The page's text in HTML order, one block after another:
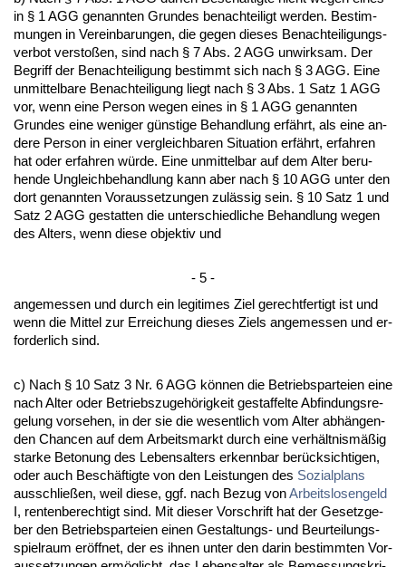
in § 1 AGG ge­nann­ten Grun­des be­nach­tei­ligt wer­den. Be­stim­
mun­gen in Ver­ein­ba­run­gen, die ge­gen die­ses Be­nach­tei­li­gungs­
ver­bot ver­s­toßen, sind nach § 7 Abs. 2 AGG un­wirk­sam. Der
Be­griff der Be­nach­tei­li­gung be­stimmt sich nach § 3 AGG. Ei­ne
un­mit­tel­ba­re Be­nach­tei­li­gung liegt nach § 3 Abs. 1 Satz 1 AGG
vor, wenn ei­ne Per­son we­gen ei­nes in § 1 AGG ge­nann­ten
Grun­des ei­ne we­ni­ger güns­ti­ge Be­hand­lung erfährt, als ei­ne an­
de­re Per­son in ei­ner ver­gleich­ba­ren Si­tua­ti­on erfährt, er­fah­ren
hat oder er­fah­ren würde. Ei­ne un­mit­tel­bar auf dem Al­ter be­ru­
hen­de Un­gleich­be­hand­lung kann aber nach § 10 AGG un­ter den
dort ge­nann­ten Vor­aus­set­zun­gen zulässig sein. § 10 Satz 1 und
Satz 2 AGG ge­stat­ten die un­ter­schied­li­che Be­hand­lung we­gen
des Al­ters, wenn die­se ob­jek­tiv und
- 5 -
an­ge­mes­sen und durch ein le­gi­ti­mes Ziel ge­recht­fer­tigt ist und
wenn die Mit­tel zur Er­rei­chung die­ses Ziels an­ge­mes­sen und er­
for­der­lich sind.
c) Nach § 10 Satz 3 Nr. 6 AGG können die Be­triebs­par­tei­en ei­ne
nach Al­ter oder Be­triebs­zu­gehörig­keit ge­staf­fel­te Ab­fin­dungs­re­
ge­lung vor­se­hen, in der sie die we­sent­lich vom Al­ter abhängen­
den Chan­cen auf dem Ar­beits­markt durch ei­ne verhält­nismäßig
star­ke Be­to­nung des Le­bens­al­ters er­kenn­bar berück­sich­ti­gen,
oder auch Beschäftig­te von den Leis­tun­gen des So­zi­al­plans
aus­sch­ließen, weil die­se, ggf. nach Be­zug vonAr­beits­lo­sen­geld
I, ren­ten­be­rech­tigt sind. Mit die­ser Vor­schrift hat der Ge­setz­ge­
ber den Be­triebs­par­tei­en ei­nen Ge­stal­tungs- und Be­ur­tei­lungs­
spiel­raum eröff­net, der es ih­nen un­ter den dar­in be­stimm­ten Vor­